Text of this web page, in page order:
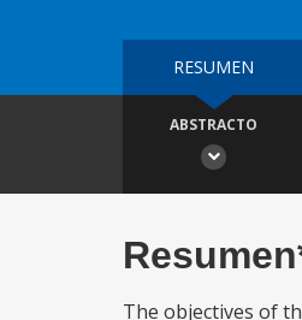
RESUMEN
ABSTRACTO
The objectives of